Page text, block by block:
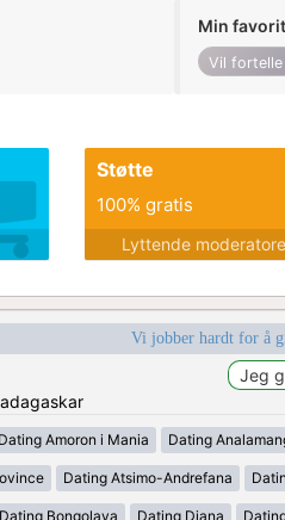
Min
Vil fortelle
Støtte
100% gratis
Lyttende
Vi jobber hardt for å
Dating Amoron i Mania Dating
Dating Atsimo-Andrefana
Dating Bongolava Dating Diana